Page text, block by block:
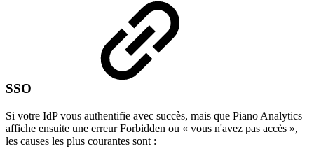
SSO
Si votre IdP vous authentifie avec succès, mais que Piano Analytics
affiche ensuite une erreur Forbidden ou « vous n'avez pas accès »,
les causes les plus courantes sont :